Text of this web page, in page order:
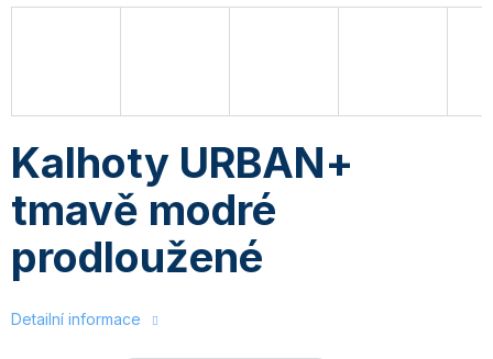
Kalhoty URBAN+
tmavě modré
prodloužené
Detailní informace